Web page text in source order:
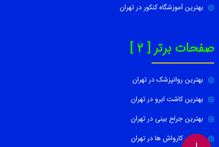
بهترین آموزشگاه کنکور در تهران
صفحات برتر [ 2 ]
بهترین روانپزشک در تهران
بهترین کاشت ابرو در تهران
بهترین جراح بینی در تهران
بهترین کارواش ها در تهران